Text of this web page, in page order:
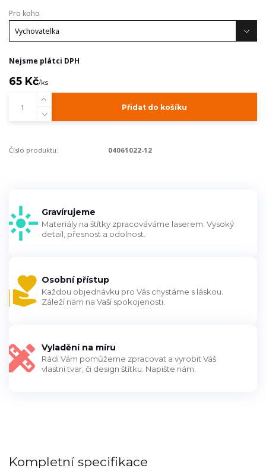
Pro koho
Nejsme plátci DPH
65 Kč/ks
Přidat do košíku
Číslo produktu: 04061022-12
Gravírujeme
Materiály na štítky zpracováváme laserem. Vysoký
detail, přesnost a odolnost.
Osobní přístup
Každou objednávku pro Vás chystáme s láskou.
Záleží nám na Vaší spokojenosti.
Vyladění na míru
Rádi Vám pomůžeme zpracovat a vyrobit Váš
vlastní tvar, či design štítku. Napište nám.
Kompletní specifikace